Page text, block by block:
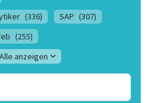
(336) SAP (307)
(255)
Alle anzeigen